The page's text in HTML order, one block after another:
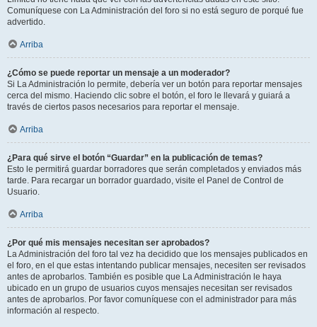
Comuníquese con La Administración del foro si no está seguro de porqué fue
advertido.
Arriba
¿Cómo se puede reportar un mensaje a un moderador?
Si La Administración lo permite, debería ver un botón para reportar mensajes
cerca del mismo. Haciendo clic sobre el botón, el foro le llevará y guiará a
través de ciertos pasos necesarios para reportar el mensaje.
Arriba
¿Para qué sirve el botón “Guardar” en la publicación de temas?
Esto le permitirá guardar borradores que serán completados y enviados más
tarde. Para recargar un borrador guardado, visite el Panel de Control de
Usuario.
Arriba
¿Por qué mis mensajes necesitan ser aprobados?
La Administración del foro tal vez ha decidido que los mensajes publicados en
el foro, en el que estas intentando publicar mensajes, necesiten ser revisados
antes de aprobarlos. También es posible que La Administración le haya
ubicado en un grupo de usuarios cuyos mensajes necesitan ser revisados
antes de aprobarlos. Por favor comuníquese con el administrador para más
información al respecto.